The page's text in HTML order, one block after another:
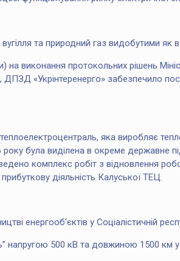
та природний газ видобутими як в
виконання протокольних рішень
«Укрінтеренерго» забезпечило
яка виробляє
року була виділена в окреме
комплекс робіт з відновлення
діяльність Калуської ТЕЦ.
енергооб’єктів у Соціалістичній
напругою 500 кВ та довжиною 1500 км у